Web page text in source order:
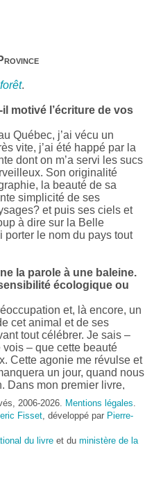
.
motivé l’écriture de vos
Québec, j’ai vécu un
vite, j’ai été happé par la
dont on m’a servi les sucs
Son originalité
la beauté de sa
simplicité de ses
et puis ses ciels et
à dire sur la Belle
porter le nom du pays tout
la parole à une baleine.
écologique ou
et, là encore, un
cet animal et de ses
tout célébrer. Je sais –
– que cette beauté
Cette agonie me révulse et
un jour, quand nous
Dans mon premier livre,
la peau d’une bête. Outre
me semble que cela peut
certains messages.
des nouvelles plutôt
en lire !
2006-2026. Mentions légales
Fisset , développé par Pierre-
du livre et du ministère de la